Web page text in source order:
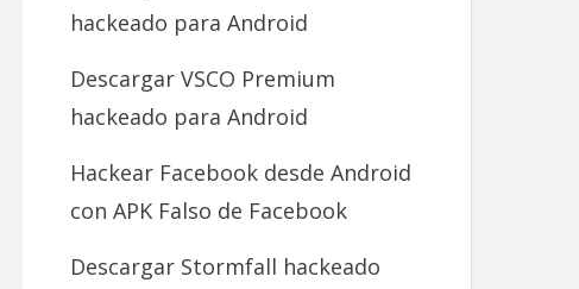
hackeado para Android
Descargar VSCO Premium
hackeado para Android
Hackear Facebook desde Android
con APK Falso de Facebook
Descargar Stormfall hackeado